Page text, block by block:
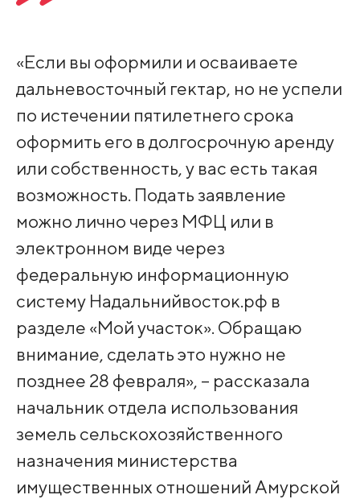
«Если вы оформили и осваиваете
дальневосточный гектар, но не успели
по истечении пятилетнего срока
оформить его в долгосрочную аренду
или собственность, у вас есть такая
возможность. Подать заявление
можно лично через МФЦ или в
электронном виде через
федеральную информационную
систему Надальнийвосток.рф в
разделе «Мой участок». Обращаю
внимание, сделать это нужно не
позднее 28 февраля», – рассказала
начальник отдела использования
земель сельскохозяйственного
назначения министерства
имущественных отношений Амурской